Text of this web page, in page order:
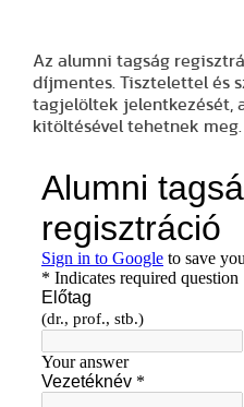
Az alumni tagság
díjmentes. Tisztelettel és
tagjelöltek jelentkezését,
kitöltésével tehetnek meg.